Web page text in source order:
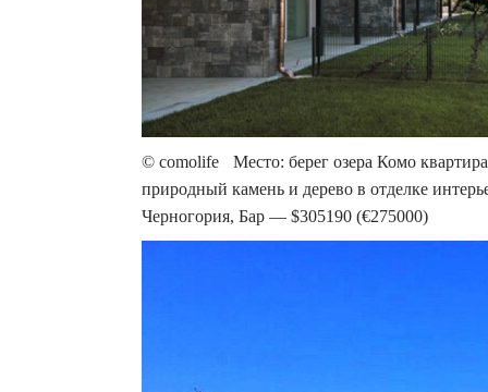
© comolife Место: берег озера Комо
природный камень и дерево в отделке
Черногория, Бар — $305190 (€275000)